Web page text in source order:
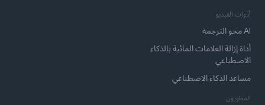
أدوات الفيديو
AI محو الترجمة
أداة إزالة العلامات المائية بالذكاء
الاصطناعي
مساعد الذكاء الاصطناعي
المطورون